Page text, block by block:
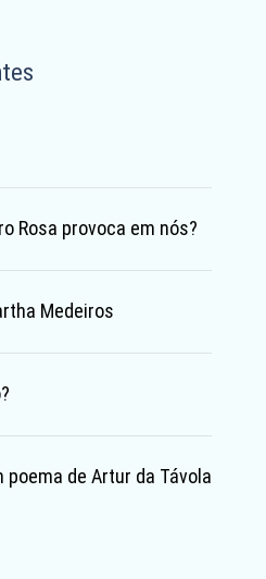
Rosa provoca em nós?
Medeiros
poema de Artur da Távola